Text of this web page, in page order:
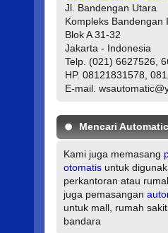
Jl. Bandengan Utara
Kompleks Bandengan
Blok A 31-32
Jakarta - Indonesia
Telp. (021) 6627526,
HP. 08121831578,
E-mail.
Mencari
Kami juga memasang
otomatisuntuk
perkantoran atau
juga pemasangan
untuk mall, rumah
bandara